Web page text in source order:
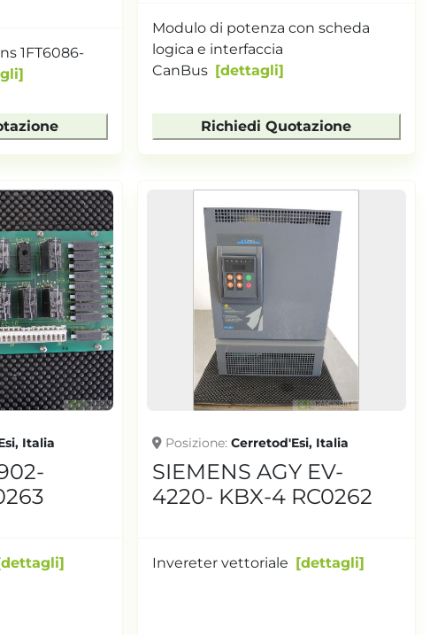
1FT6086-
Modulo di potenza con scheda
logica e interfaccia
CanBus
dettagli
Richiedi Quotazione
Italia
dettagli
Posizione Cerretod'Esi, Italia
SIEMENS AGY EV-
4220- KBX-4 RC0262
Invereter vettoriale dettagli